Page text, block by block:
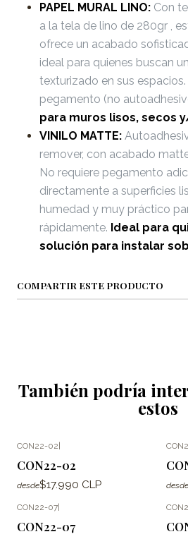
PAPEL MURAL LINO: Con
a la tela de lino de 280gr ,
ofrece un acabado
ideal para quienes buscan
texturizado en sus
pegamento (no
para muros lisos, secos
VINILO MATTE:
remover, con acabado
No requiere pegamento
directamente a superficies
humedad y muy práctico
rápidamente. Ideal para
solución para instalar
COMPARTIR ESTE PRODUCTO
También podría
estos
CON22-02
CON22-02
desde$17.990 CLP desde
CON22-07
CON22-07